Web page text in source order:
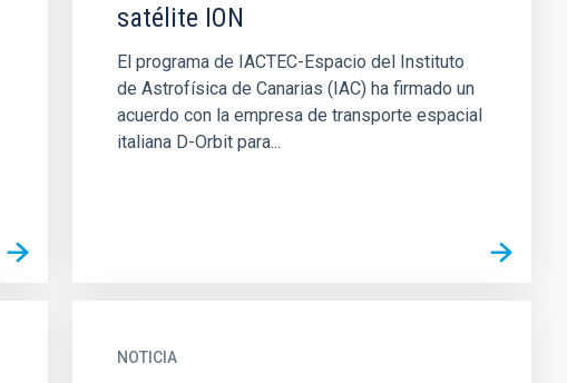
satélite ION
El programa de IACTEC-Espacio del Instituto
de Astrofísica de Canarias (IAC) ha firmado un
acuerdo con la empresa de transporte espacial
italiana D-Orbit para...
NOTICIA